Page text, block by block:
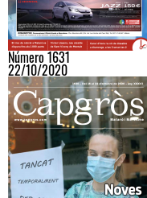
Número 1631
22/10/2020